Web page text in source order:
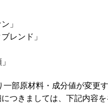
」
レンド」
一部原材料・成分値が変更
につきましては、 下記内容を